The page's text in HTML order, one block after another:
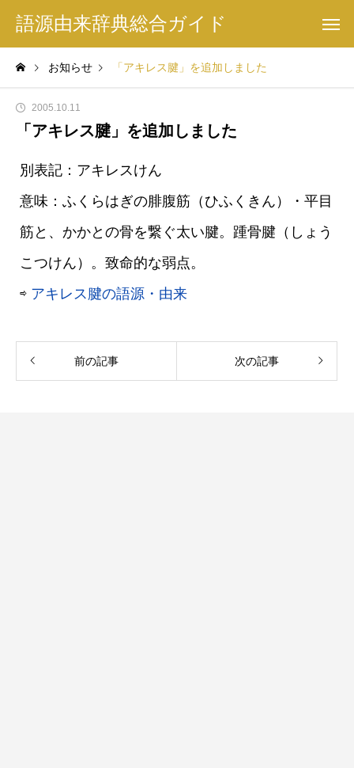
語源由来辞典総合ガイド
お知らせ 「アキレス腱」を追加しました
2005.10.11
「アキレス腱」を追加しました
別表記：アキレスけん
意味：ふくらはぎの腓腹筋（ひふくきん）・平目
筋と、かかとの骨を繋ぐ太い腱。踵骨腱（しょう
こつけん）。致命的な弱点。
⇨ アキレス腱の語源・由来
前の記事 次の記事